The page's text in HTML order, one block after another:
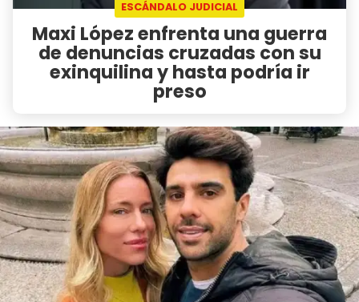
ESCÁNDALO JUDICIAL
Maxi López enfrenta una guerra
de denuncias cruzadas con su
exinquilina y hasta podría ir
preso